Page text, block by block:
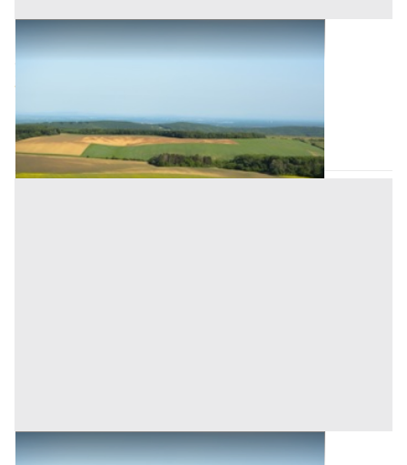
Terreni all'asta a Novara
2.377,50 €
Codice asta:AI1259103
Asta chiusa
Terreni all'asta a Novara